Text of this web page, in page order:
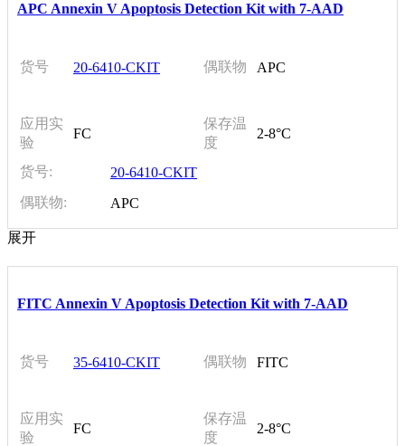
APC Annexin V Apoptosis Detection Kit with 7-AAD
货号 20-6410-CKIT 偶联物 APC
应用实
验
FC
保存温
度
2-8°C
货号:
20-6410-CKIT
偶联物:
APC
展开
FITC Annexin V Apoptosis Detection Kit with 7-AAD
货号 35-6410-CKIT 偶联物 FITC
应用实
验
FC
保存温
度
2-8°C